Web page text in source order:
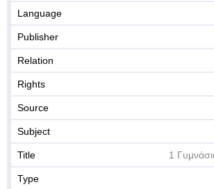
Language
Publisher
Relation
Rights
Source
Subject
Title 1
Type